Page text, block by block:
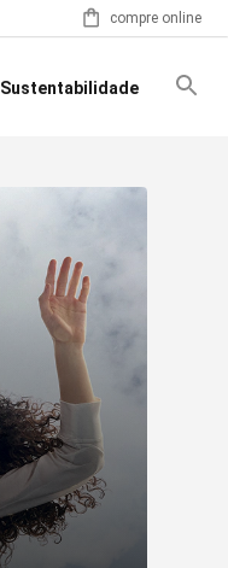
compre online
Sustentabilidade